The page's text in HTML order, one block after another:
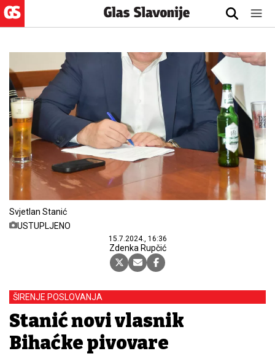
Svjetlan Stanić
USTUPLJENO
15.7.2024., 16:36
Zdenka Rupčić
ŠIRENJE POSLOVANJA
Stanić novi vlasnik
Bihaćke pivovare